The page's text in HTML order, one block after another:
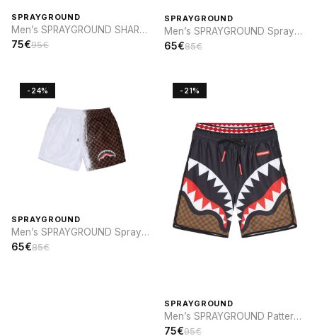
SPRAYGROUND
Men’s SPRAYGROUND SHARK
PARCH SWIM
75€95€
SPRAYGROUND
Men’s SPRAYGROUND Spray
sip SWIM
65€85€
-24%
SPRAYGROUND
Men’s SPRAYGROUND Spray
sip SWIM
65€85€
-21%
SPRAYGROUND
Men’s SPRAYGROUND Pattern
and Elastic Waistband SWIM
75€95€